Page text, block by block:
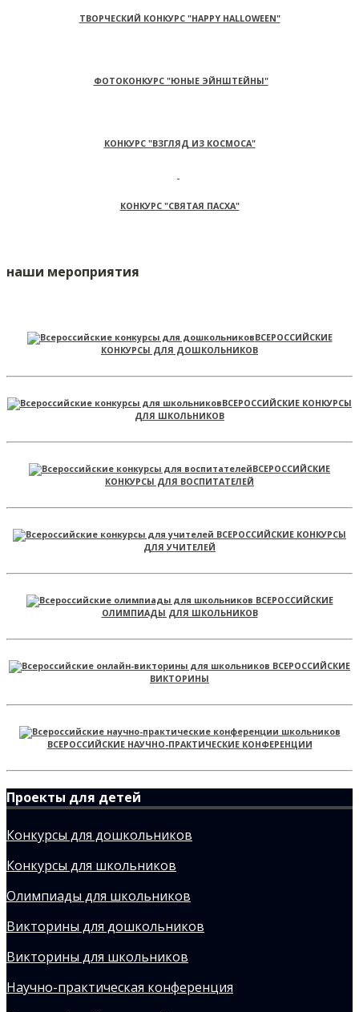
ТВОРЧЕСКИЙ КОНКУРС "HAPPY HALLOWEEN"
ФОТОКОНКУРС "ЮНЫЕ ЭЙНШТЕЙНЫ"
КОНКУРС "ВЗГЛЯД ИЗ КОСМОСА"
КОНКУРС "СВЯТАЯ ПАСХА"
наши мероприятия
ВСЕРОССИЙСКИЕ
КОНКУРСЫ ДЛЯ ДОШКОЛЬНИКОВ
ВСЕРОССИЙСКИЕ КОНКУРСЫ
ДЛЯ ШКОЛЬНИКОВ
ВСЕРОССИЙСКИЕ
КОНКУРСЫ ДЛЯ ВОСПИТАТЕЛЕЙ
ВСЕРОССИЙСКИЕ КОНКУРСЫ
ДЛЯ УЧИТЕЛЕЙ
ВСЕРОССИЙСКИЕ
ОЛИМПИАДЫ ДЛЯ ШКОЛЬНИКОВ
ВСЕРОССИЙСКИЕ
ВИКТОРИНЫ
ВСЕРОССИЙСКИЕ НАУЧНО-ПРАКТИЧЕСКИЕ КОНФЕРЕНЦИИ
Проекты для детей
Конкурсы для дошкольников
Конкурсы для школьников
Олимпиады для школьников
Викторины для дошкольников
Викторины для школьников
Научно-практическая конференция